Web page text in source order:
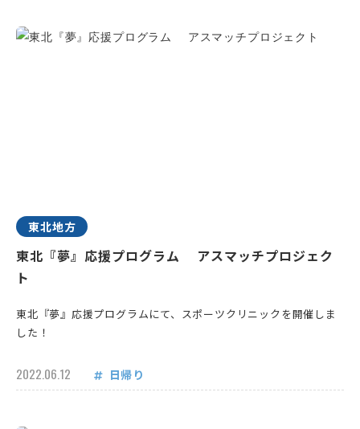
東北地方
東北『夢』応援プログラム アスマッチプロジェク
ト
東北『夢』応援プログラムにて、スポーツクリニックを開催しま
した！
2022.06.12 日帰り